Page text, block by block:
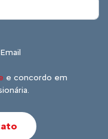
Email
e concordo em